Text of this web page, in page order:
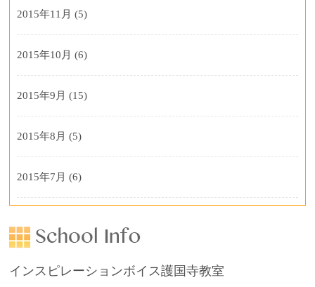
2015年11月 (5)
2015年10月 (6)
2015年9月 (15)
2015年8月 (5)
2015年7月 (6)
インスピレーションボイス護国寺教室